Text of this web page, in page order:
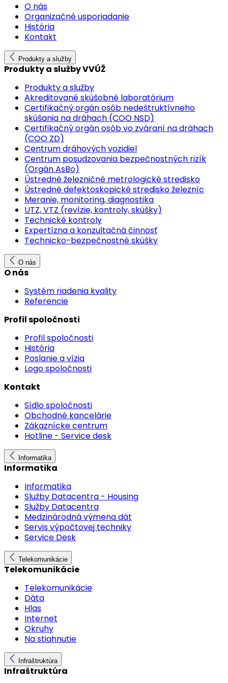
O nás
Organizačné usporiadanie
História
Kontakt
Produkty a služby
Produkty a služby VVÚŽ
Produkty a služby
Akreditované skúšobné laboratórium
Certifikačný orgán osôb nedeštruktívneho
skúšania na dráhach (COO NSD)
Certifikačný orgán osôb vo zváraní na dráhach
(COO ZD)
Centrum dráhových vozidiel
Centrum posudzovania bezpečnostných rizík
(Orgán AsBo)
Ústredné železničné metrologické stredisko
Ústredné defektoskopické stredisko železníc
Meranie, monitoring, diagnostika
UTZ, VTZ (revízie, kontroly, skúšky)
Technické kontroly
Expertízna a konzultačná činnosť
Technicko-bezpečnostné skúšky
O nás
O nás
Systém riadenia kvality
Referencie
Profil spoločnosti
Profil spoločnosti
História
Poslanie a vízia
Logo spoločnosti
Kontakt
Sídlo spoločnosti
Obchodné kancelárie
Zákaznícke centrum
Hotline - Service desk
Informatika
Informatika
Informatika
Služby Datacentra - Housing
Služby Datacentra
Medzinárodná výmena dát
Servis výpočtovej techniky
Service Desk
Telekomunikácie
Telekomunikácie
Telekomunikácie
Dáta
Hlas
Internet
Okruhy
Na stiahnutie
Infraštruktúra
Infraštruktúra